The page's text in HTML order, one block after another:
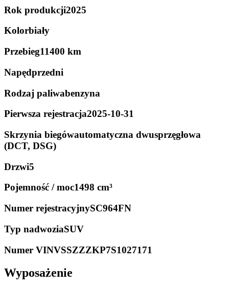
Rok produkcji2025
Kolorbiały
Przebieg11400 km
Napędprzedni
Rodzaj paliwabenzyna
Pierwsza rejestracja2025-10-31
Skrzynia biegówautomatyczna dwusprzęgłowa
(DCT, DSG)
Drzwi5
Pojemność / moc1498 cm³
Numer rejestracyjnySC964FN
Typ nadwoziaSUV
Numer VINVSSZZZKP7S1027171
Wyposażenie